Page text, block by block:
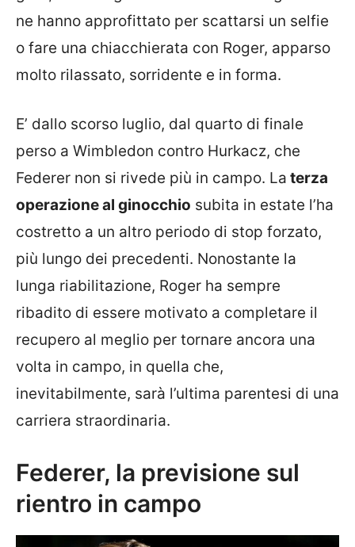
ne hanno approfittato per scattarsi un selfie
o fare una chiacchierata con Roger, apparso
molto rilassato, sorridente e in forma.
E’ dallo scorso luglio, dal quarto di finale
perso a Wimbledon contro Hurkacz, che
Federer non si rivede più in campo. La terza
operazione al ginocchio subita in estate l’ha
costretto a un altro periodo di stop forzato,
più lungo dei precedenti. Nonostante la
lunga riabilitazione, Roger ha sempre
ribadito di essere motivato a completare il
recupero al meglio per tornare ancora una
volta in campo, in quella che,
inevitabilmente, sarà l’ultima parentesi di una
carriera straordinaria.
Federer, la previsione sul
rientro in campo